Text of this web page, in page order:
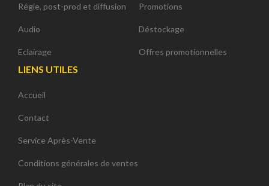
Régie, post-prod et diffusion
Audio
Eclairage
Promotions
Déstockage
Offres promotionnelles
LIENS UTILES
Accueil
Contact
Service Après-Vente
Conditions générales de ventes